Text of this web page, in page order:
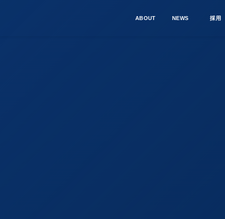
ABOUT NEWS 採用